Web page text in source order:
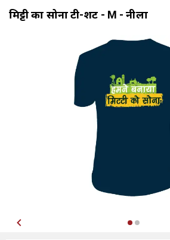
मिट्टी का सोना टी-शर्ट - M - नीला